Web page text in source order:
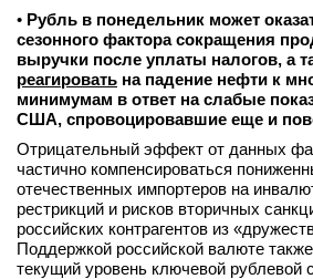
• Рубль в понедельник может
сезонного фактора сокращения
выручки после уплаты налогов, а
реагировать на падение нефти к
минимумам в ответ на слабые
США, спровоцировавшие еще и
Отрицательный эффект от данных
частично компенсироваться
отечественных импортеров на
рестрикций и рисков вторичных
российских контрагентов из
Поддержкой российской валюте
текущий уровень ключевой рублевой